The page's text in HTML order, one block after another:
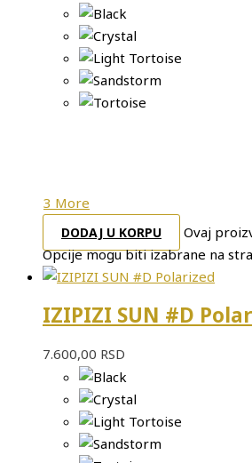
3 More
DODAJ U KORPU
Ovaj
Opcije mogu biti izabrane na
IZIPIZI SUN #D
7.600,00 RSD